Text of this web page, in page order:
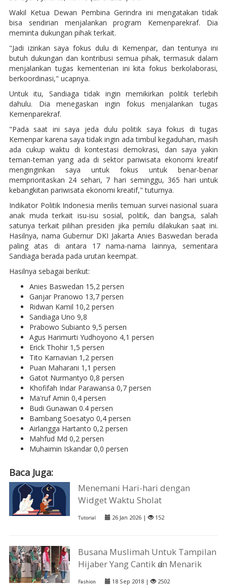
Wakil Ketua Dewan Pembina Gerindra ini mengatakan tidak
bisa sendirian menjalankan program Kemenparekraf. Dia
meminta dukungan pihak terkait.
"Jadi izinkan saya fokus dulu di Kemenpar, dan tentunya ini
butuh dukungan dan kontribusi semua pihak, termasuk dalam
menjalankan tugas kementerian ini kita fokus berkolaborasi,
berkoordinasi," ucapnya.
Untuk itu, Sandiaga tidak ingin memikirkan politik terlebih
dahulu. Dia menegaskan ingin fokus menjalankan tugas
Kemenparekraf.
"Pada saat ini saya jeda dulu politik saya fokus di tugas
Kemenpar karena saya tidak ingin ada timbul kegaduhan, masih
ada cukup waktu di kontestasi demokrasi, dan saya yakin
teman-teman yang ada di sektor pariwisata ekonomi kreatif
menginginkan saya untuk fokus untuk benar-benar
memprioritaskan 24 sehari, 7 hari seminggu, 365 hari untuk
kebangkitan pariwisata ekonomi kreatif," tuturnya.
Indikator Politik Indonesia merilis temuan survei nasional suara
anak muda terkait isu-isu sosial, politik, dan bangsa, salah
satunya terkait pilihan presiden jika pemilu dilakukan saat ini.
Hasilnya, nama Gubernur DKI Jakarta Anies Baswedan berada
paling atas di antara 17 nama-nama lainnya, sementara
Sandiaga berada pada urutan keempat.
Hasilnya sebagai berikut:
Anies Baswedan 15,2 persen
Ganjar Pranowo 13,7 persen
Ridwan Kamil 10,2 persen
Sandiaga Uno 9,8
Prabowo Subianto 9,5 persen
Agus Harimurti Yudhoyono 4,1 persen
Erick Thohir 1,5 persen
Tito Karnavian 1,2 persen
Puan Maharani 1,1 persen
Gatot Nurmantyo 0,8 persen
Khofifah Indar Parawansa 0,7 persen
Ma'ruf Amin 0,4 persen
Budi Gunawan 0.4 persen
Bambang Soesatyo 0,4 persen
Airlangga Hartanto 0,2 persen
Mahfud Md 0,2 persen
Muhaimin Iskandar 0,0 persen
Baca Juga:
Menemani Hari-hari dengan
Widget Waktu Sholat
Tutorial 26 Jan 2026 | 152
Busana Muslimah Untυk Tampilan
Hijaber Yаng Cantik ԁаn Menarik
Fashion 18 Sep 2018 | 2502